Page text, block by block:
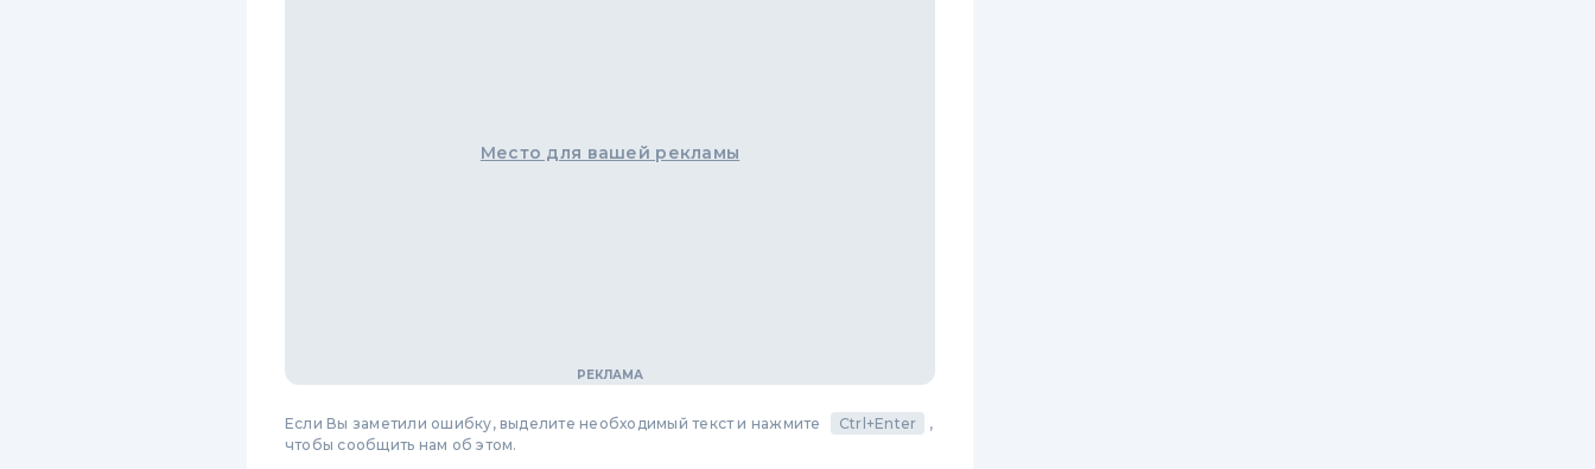
Место для вашей рекламы
Если Вы заметили ошибку, выделите необходимый текст и нажмите Ctrl+Enter
,
чтобы сообщить нам об этом.